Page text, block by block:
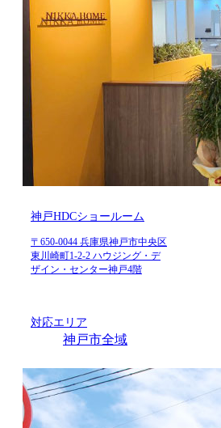
神戸HDCショールーム
〒650-0044 兵庫県神戸市中央区
東川崎町1-2-2 ハウジング・デ
ザイン・センター神戸4階
対応エリア
神戸市全域